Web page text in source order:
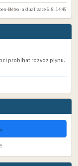
Meteo · aktualizace 6. 8. 14:45
probíhat rozvoz plynu.